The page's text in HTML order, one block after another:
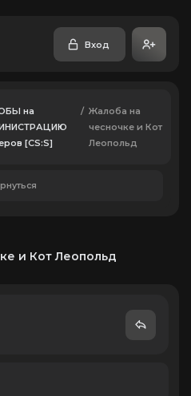
Вход
на
[CS:S]
/ Жалоба на
чесночке и Кот
Леопольд
и Кот Леопольд